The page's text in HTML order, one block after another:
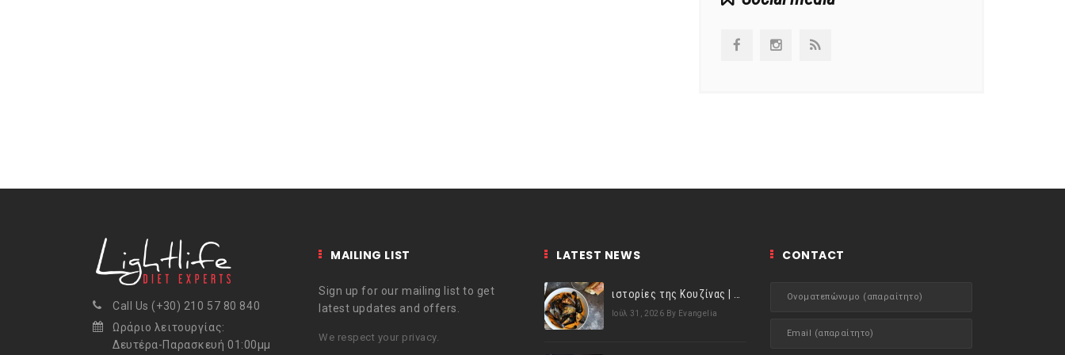
Call Us (+30) 210 57 80 840
Ωράριο λειτουργίας:
Δευτέρα-Παρασκευή 01:00μμ
MAILING LIST
Sign up for our mailing list to get
latest updates and offers.
We respect your privacy.
LATEST NEWS
Ιούλ 31, 2026 By Evangelia
CONTACT